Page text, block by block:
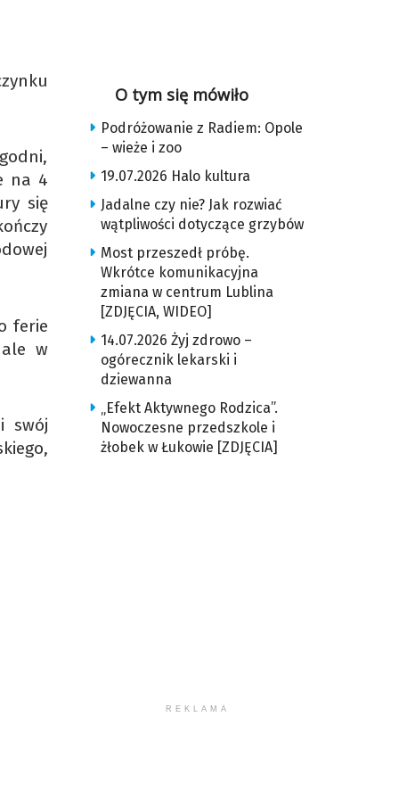
na 4
się
ferie
ale w
swój
O tym się mówiło
Podróżowanie z Radiem: Opole
– wieże i zoo
19.07.2026 Halo kultura
Jadalne czy nie? Jak rozwiać
wątpliwości dotyczące grzybów
Most przeszedł próbę.
Wkrótce komunikacyjna
zmiana w centrum Lublina
[ZDJĘCIA, WIDEO]
14.07.2026 Żyj zdrowo –
ogórecznik lekarski i
dziewanna
„Efekt Aktywnego Rodzica”.
Nowoczesne przedszkole i
żłobek w Łukowie [ZDJĘCIA]
REKLAMA